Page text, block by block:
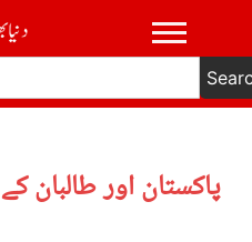
پاکستان اور طالبان